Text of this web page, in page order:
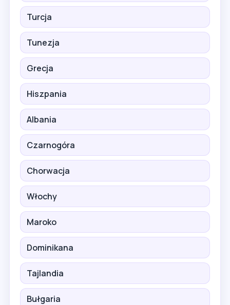
Turcja
Tunezja
Grecja
Hiszpania
Albania
Czarnogóra
Chorwacja
Włochy
Maroko
Dominikana
Tajlandia
Bułgaria